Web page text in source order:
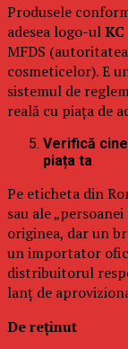
Produsele
adesea logo-ul
MFDS
cosmeticelor). E
sistemul de
reală cu piața de
Verifică
piața ta
Pe eticheta din
sau ale
originea, dar un
un importator
distribuitorul
lanț de
De reținut